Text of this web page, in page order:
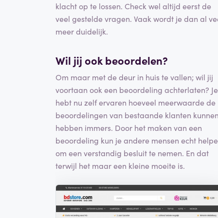
klacht op te lossen. Check wel altijd eerst de
veel gestelde vragen. Vaak wordt je dan al
meer duidelijk.
Wil jij ook beoordelen?
Om maar met de deur in huis te vallen; wil jij
voortaan ook een beoordeling achterlaten? Je
hebt nu zelf ervaren hoeveel meerwaarde de
beoordelingen van bestaande klanten kunnen
hebben immers. Door het maken van een
beoordeling kun je andere mensen echt
om een verstandig besluit te nemen. En dat
terwijl het maar een kleine moeite is.